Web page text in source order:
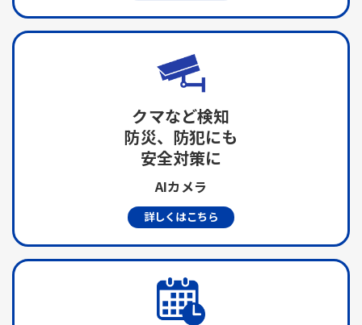
クマなど検知
防災、防犯にも
安全対策に
AIカメラ
詳しくはこちら